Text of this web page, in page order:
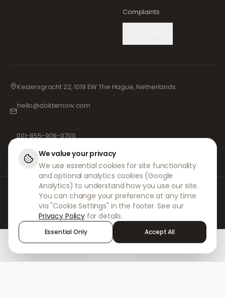
Complaints
Keizersgracht 22, 1019 EW The Hague, Netherlands
hello@dokternow.com
📞
001-855-909-0700
DokterNow tekee yhteistyötä rekisteröityjen lääkäreiden, apteekkien ja
kokeneiden lääketieteen ammattilaisten kanssa varmistaakseen, että
reseptisi käsitellään turvallisesti ja äärimmäisellä huolellisuudella.
Rekisteröidyt riippumattomat reseptinkirjoittajamme vastaavat kaikista
konsultaatioista ja lääkemääräyksistä. Kumppaniapteekkimme
huolehtivat lääkkeiden toimittamisesta ja postituksesta.
We value your privacy
We use essential cookies for site functionality
and optional analytics cookies (Google
Analytics) to understand how you use our site.
You can change your preference at any time
via "Cookie Settings" in the footer. See our
Privacy Policy for details.
Essential Only Accept All
Sign in